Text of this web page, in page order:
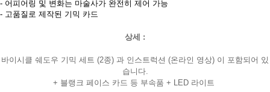
- 어피어링 및 변화는 마술사가 완전히 제어 가능
- 고품질로 제작된 기믹 카드
상세 :
바이시클 쉐도우 기믹 세트 (2종) 과 인스트럭션 (온라인 영상) 이 포함되어 있
습니다.
+ 블랭크 페이스 카드 등 부속품 + LED 라이트